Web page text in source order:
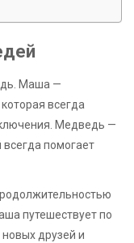
Маша —
всегда
Медведь —
помогает
путешествует по
друзей и